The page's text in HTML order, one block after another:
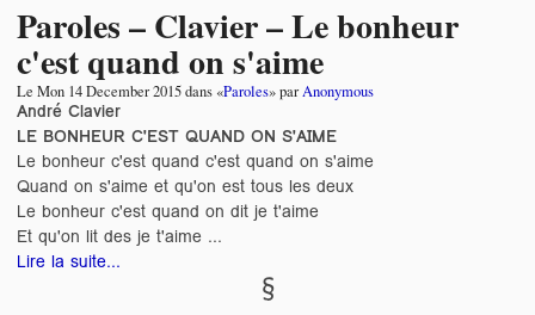
Paroles – Clavier – Le bonheur
c'est quand on s'aime
Le Mon 14 December 2015dans «Paroles» parAnonymous
André Clavier
LE BONHEUR C'EST QUAND ON S'AIME
Le bonheur c'est quand c'est quand on s'aime
Quand on s'aime et qu'on est tous les deux
Le bonheur c'est quand on dit je t'aime
Et qu'on lit des je t'aime ...
Lire la suite...